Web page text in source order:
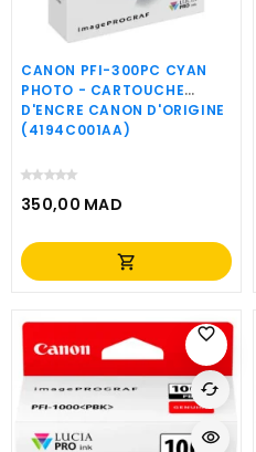
CANON PFI-300PC CYAN
PHOTO - CARTOUCHE
D'ENCRE CANON D'ORIGINE
(4194C001AA)
350,00 MAD
Prix
shopping_cart
favorite_border
cached
visibility